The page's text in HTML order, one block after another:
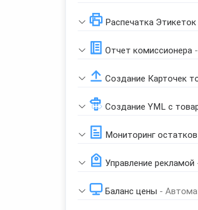
Распечатка Этикеток
Отчет комиссионера
Создание Карточек
Создание YML с
Мониторинг остатков
Управление рекламой
Баланс цены -